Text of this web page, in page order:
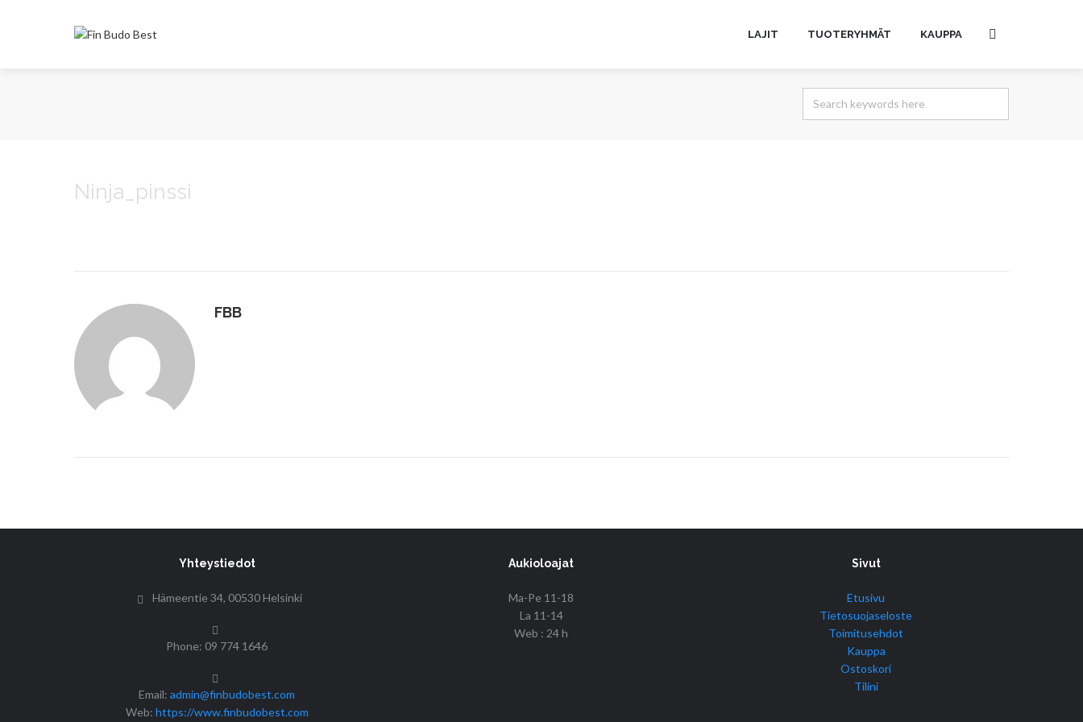
LAJIT TUOTERYHMÄT KAUPPA
Ninja_pinssi
FBB
Yhteystiedot
Hämeentie 34, 00530 Helsinki
Phone: 09 774 1646
Email:admin@finbudobest.com
Web: https://www.finbudobest.com
Aukioloajat
Ma-Pe 11-18
La 11-14
Web : 24 h
Sivut
Etusivu
Tietosuojaseloste
Toimitusehdot
Kauppa
Ostoskori
Tilini